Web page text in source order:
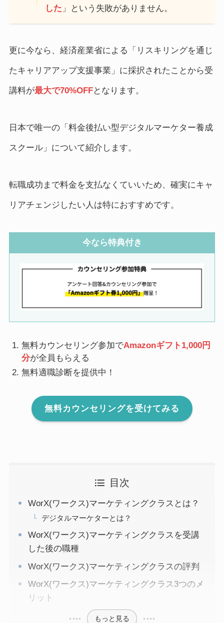
した 」という失敗がありません。
更に今なら、経済産業省による「リスキリングを通じ
たキャリアアップ支援事業」に採択されたことから受
講料が最大で70%OFFとなります。
日本で唯一の「料金後払い型デジタルマーケター養成
スクール」について紹介します。
転職成功まで料金を支払なくていいため、確実にキャ
リアチェンジしたい人は特におすすめです。
今なら特典付き
無料カウンセリング参加でAmazonギフト1,000円
分が全員もらえる
無料適職診断を提供中！
無料カウンセリングを受けてみる
目次
WorX(ワークス)マーケティングクラスとは？
デジタルマーケターとは？
WorX(ワークス)マーケティングクラスを受講
した後の職種
WorX(ワークス)マーケティングクラスの評判
WorX(ワークス)マーケティングクラス3つのメ
リット
もっと見る